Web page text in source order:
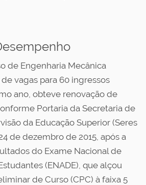
de Engenharia Mecânica
vagas para 60 ingressos
ano, obteve renovação de
Portaria da Secretaria de
da Educação Superior (Seres
24 de dezembro de 2015, após a
do Exame Nacional de
(ENADE), que alçou
de Curso (CPC) à faixa 5